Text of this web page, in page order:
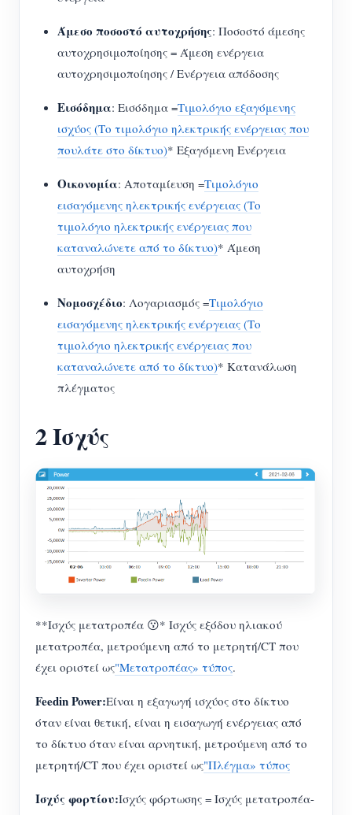
Άμεσο ποσοστό αυτοχρήσης: Ποσοστό άμεσης
αυτοχρησιμοποίησης = Άμεση ενέργεια
αυτοχρησιμοποίησης / Ενέργεια απόδοσης
Εισόδημα: Εισόδημα =Τιμολόγιο εξαγόμενης
ισχύος (Το τιμολόγιο ηλεκτρικής ενέργειας που
πουλάτε στο δίκτυο)* Εξαγόμενη Ενέργεια
Οικονομία: Αποταμίευση =Τιμολόγιο
εισαγόμενης ηλεκτρικής ενέργειας (Το
τιμολόγιο ηλεκτρικής ενέργειας που
καταναλώνετε από το δίκτυο)* Άμεση
αυτοχρήση
Νομοσχέδιο: Λογαριασμός =Τιμολόγιο
εισαγόμενης ηλεκτρικής ενέργειας (Το
τιμολόγιο ηλεκτρικής ενέργειας που
καταναλώνετε από το δίκτυο)* Κατανάλωση
πλέγματος
2 Ισχύς
**Ισχύς μετατροπέα 😗* Ισχύς εξόδου ηλιακού
μετατροπέα, μετρούμενη από το μετρητή/CT που
έχει οριστεί ως"Μετατροπέας» τύπος.
Feedin Power:Είναι η εξαγωγή ισχύος στο δίκτυο
όταν είναι θετική, είναι η εισαγωγή ενέργειας από
το δίκτυο όταν είναι αρνητική, μετρούμενη από το
μετρητή/CT που έχει οριστεί ως"Πλέγμα» τύπος
Ισχύς φορτίου:Ισχύς φόρτωσης = Ισχύς μετατροπέα-